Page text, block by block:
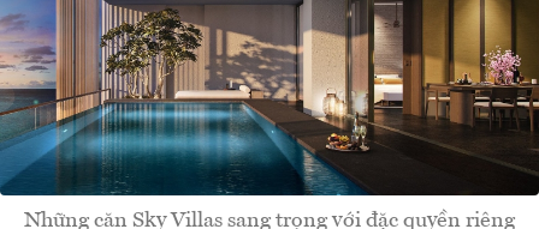
Những căn Sky Villas sang trọng với đặc quyền riêng